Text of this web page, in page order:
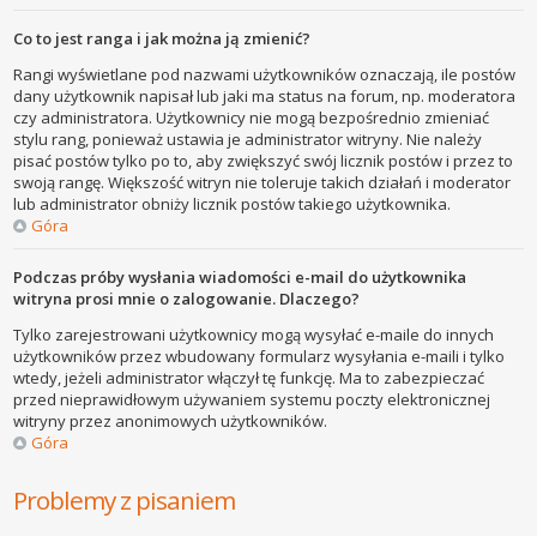
Co to jest ranga i jak można ją zmienić?
Rangi wyświetlane pod nazwami użytkowników oznaczają, ile postów
dany użytkownik napisał lub jaki ma status na forum, np. moderatora
czy administratora. Użytkownicy nie mogą bezpośrednio zmieniać
stylu rang, ponieważ ustawia je administrator witryny. Nie należy
pisać postów tylko po to, aby zwiększyć swój licznik postów i przez to
swoją rangę. Większość witryn nie toleruje takich działań i moderator
lub administrator obniży licznik postów takiego użytkownika.
Góra
Podczas próby wysłania wiadomości e-mail do użytkownika
witryna prosi mnie o zalogowanie. Dlaczego?
Tylko zarejestrowani użytkownicy mogą wysyłać e-maile do innych
użytkowników przez wbudowany formularz wysyłania e-maili i tylko
wtedy, jeżeli administrator włączył tę funkcję. Ma to zabezpieczać
przed nieprawidłowym używaniem systemu poczty elektronicznej
witryny przez anonimowych użytkowników.
Góra
Problemy z pisaniem